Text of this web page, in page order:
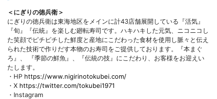
＜にぎりの徳兵衛＞
にぎりの徳兵衛は東海地区をメインに計43店舗展開している『活気』
『旬』『伝統』を楽しむ廻転寿司です。ハキハキした元気、ニコニコし
た笑顔でピチピチした鮮度と産地にこだわった食材を使用し脈々と伝え
られた技術で作りだす本物のお寿司をご提供しております。『本まぐ
ろ』、 『季節の鮮魚』、『伝統の技』にこだわり、お客様をお迎えい
たします。
・HP https://www.nigirinotokubei.com/
・X https://twitter.com/tokubei1971
・Instagram